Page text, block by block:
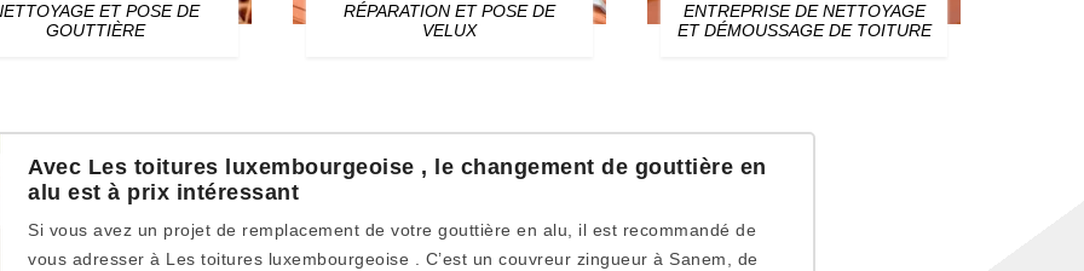
ET POSE DE
GOUTTIÈRE
RÉPARATION ET POSE DE
VELUX
ENTREPRISE DE NETTOYAGE
ET DÉMOUSSAGE DE TOITURE
Avec Les toitures luxembourgeoise , le changement de gouttière en
alu est à prix intéressant
Si vous avez un projet de remplacement de votre gouttière en alu, il est recommandé de
vous adresser à Les toitures luxembourgeoise . C’est un couvreur zingueur à Sanem, de